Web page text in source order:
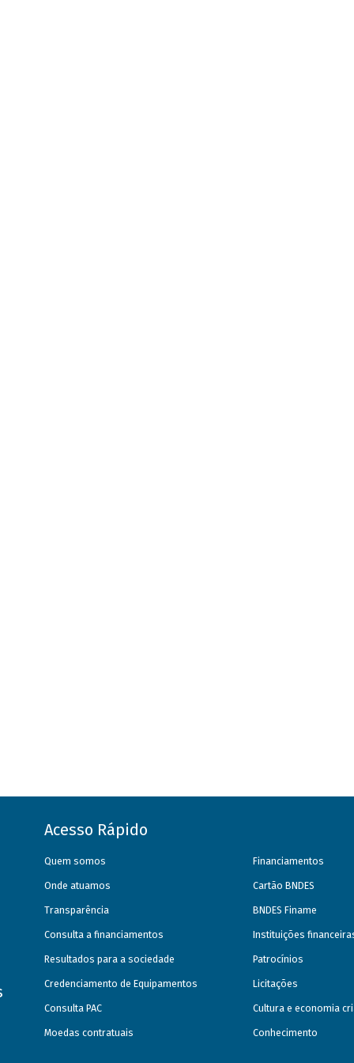
Acesso Rápido
Quem somos
Onde atuamos
Transparência
Consulta a financiamentos
Resultados para a sociedade
Credenciamento de Equipamentos
Consulta PAC
Moedas contratuais
Financiamentos
Cartão BNDES
BNDES Finame
Instituições
Patrocínios
Licitações
Cultura e economia
Conhecimento